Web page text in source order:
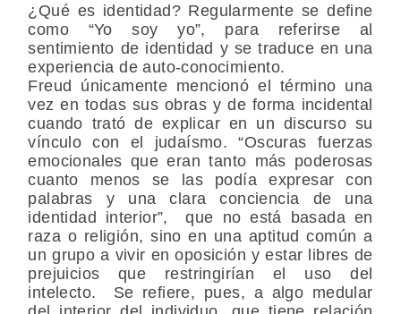
¿Qué es identidad?Regularmente se define
como “Yo soy yo”, para refe­rirse al
sentimiento de identidad y se traduce en una
experiencia de auto-conocimiento.
Freud únicamente mencionó el término una
vez en todas sus obras y de forma incidental
cuando trató de explicar en un discurso su
vínculo con el judaísmo. “Oscuras fuerzas
emocionales que eran tanto más poderosas
cuanto menos se las podía expresar con
palabras y una clara conciencia de una
identidad interior”, que no está basada en
raza o religión, sino en una aptitud común a
un grupo a vivir en oposición y estar libres de
prejuicios que restringirían el uso del
intelecto. Se refiere, pues, a algo medular